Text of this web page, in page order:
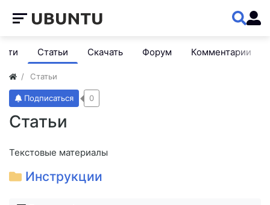
Статьи Скачать Форум Комментарии
Статьи
Статьи
Подписаться 0
Текстовые материалы
Инструкции